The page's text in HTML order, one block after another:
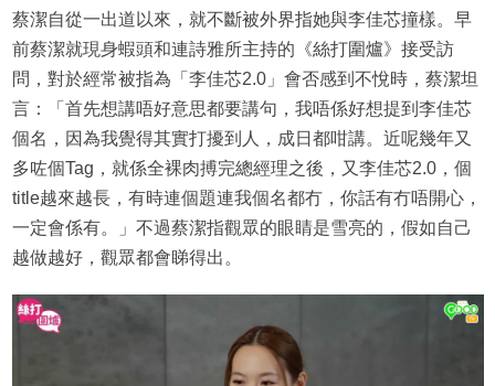
蔡潔自從一出道以來，就不斷被外界指她與李佳芯撞樣。早
前蔡潔就現身蝦頭和連詩雅所主持的《絲打圍爐》接受訪
問，對於經常被指為「李佳芯2.0」會否感到不悅時，蔡潔坦
言：「首先想講唔好意思都要講句，我唔係好想提到李佳芯
個名，因為我覺得其實打擾到人，成日都咁講。近呢幾年又
多咗個Tag，就係全裸肉搏完總經理之後，又李佳芯2.0，個
title越來越長，有時連個題連我個名都冇，你話有冇唔開心，
一定會係有。」不過蔡潔指觀眾的眼睛是雪亮的，假如自己
越做越好，觀眾都會睇得出。